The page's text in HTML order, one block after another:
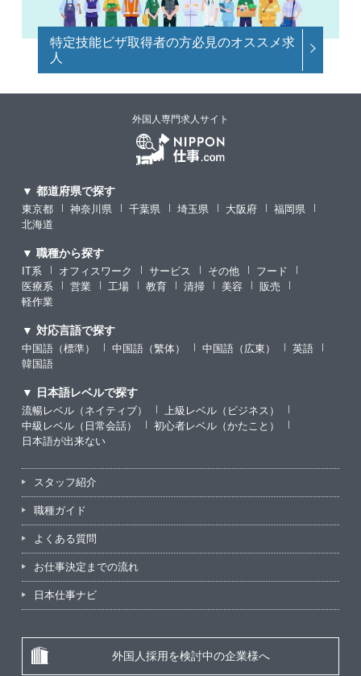
特定技能ビザ取得者の方必見のオススメ求
人
外国人専門求人サイト
▼ 都道府県で探す
東京都 神奈川県 千葉県 埼玉県 大阪府
福岡県
北海道
▼ 職種から探す
IT系 オフィスワーク サービス その他
フード
医療系
営業 工場 教育 清掃 美容
販売
軽作業
▼ 対応言語で探す
中国語（標準） 中国語（繁体） 中国語（広東）
英語
韓国語
▼ 日本語レベルで探す
流暢レベル（ネイティブ）
上級レベル（ビジネス）
中級レベル（日常会話）
初心者レベル（かたこと）
日本語が出来ない
スタッフ紹介
職種ガイド
よくある質問
お仕事決定までの流れ
日本仕事ナビ
外国人採用を検討中の企業様へ